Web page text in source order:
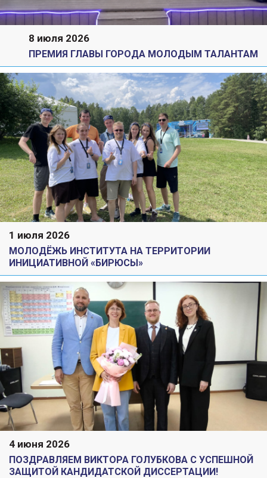
8 июля 2026
ПРЕМИЯ ГЛАВЫ ГОРОДА МОЛОДЫМ ТАЛАНТАМ
1 июля 2026
МОЛОДЁЖЬ ИНСТИТУТА НА ТЕРРИТОРИИ
ИНИЦИАТИВНОЙ «БИРЮСЫ»
4 июня 2026
ПОЗДРАВЛЯЕМ ВИКТОРА ГОЛУБКОВА С УСПЕШНОЙ
ЗАЩИТОЙ КАНДИДАТСКОЙ ДИССЕРТАЦИИ!